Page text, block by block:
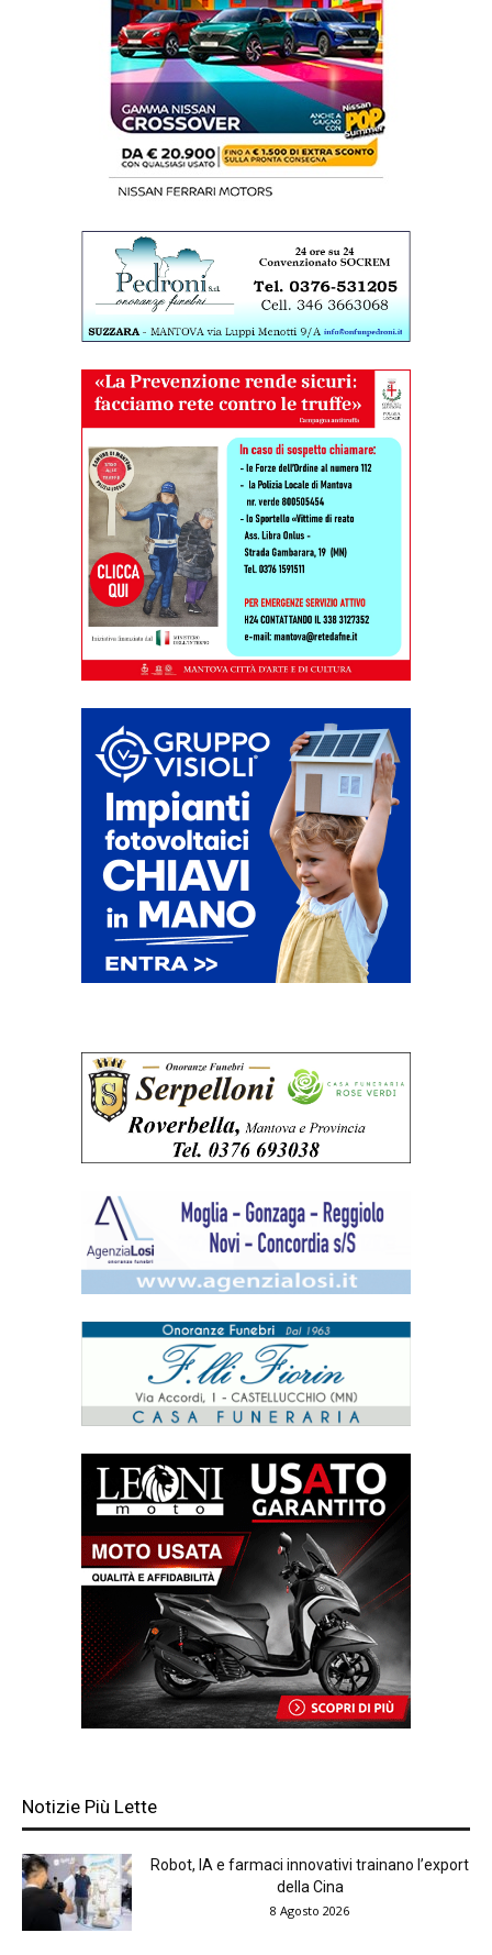
Notizie Più Lette
Robot, IA e farmaci innovativi trainano l’export
della Cina
8 Agosto 2026